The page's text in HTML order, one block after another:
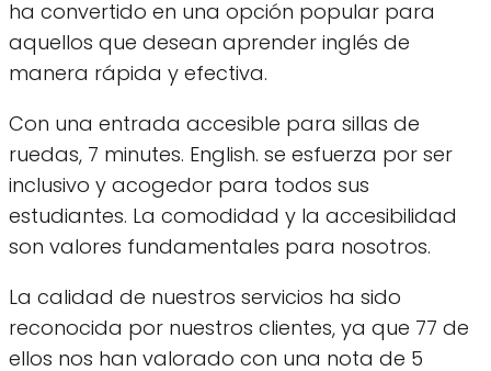
ha convertido en una opción popular para
aquellos que desean aprender inglés de
manera rápida y efectiva.
Con una entrada accesible para sillas de
ruedas, 7 minutes. English. se esfuerza por ser
inclusivo y acogedor para todos sus
estudiantes. La comodidad y la accesibilidad
son valores fundamentales para nosotros.
La calidad de nuestros servicios ha sido
reconocida por nuestros clientes, ya que 77 de
ellos nos han valorado con una nota de 5